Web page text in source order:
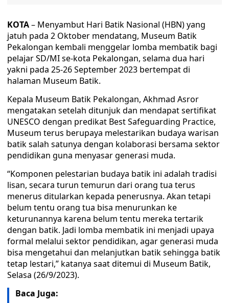
KOTA– Menyambut Hari Batik Nasional (HBN) yang
jatuh pada 2 Oktober mendatang, Museum Batik
Pekalongan kembali menggelar lomba membatik bagi
pelajar SD/MI se-kota Pekalongan, selama dua hari
yakni pada 25-26 September 2023 bertempat di
halaman Museum Batik.
Kepala Museum Batik Pekalongan, Akhmad Asror
mengatakan setelah ditunjuk dan mendapat sertifikat
UNESCO dengan predikat Best Safeguarding Practice,
Museum terus berupaya melestarikan budaya warisan
batik salah satunya dengan kolaborasi bersama sektor
pendidikan guna menyasar generasi muda.
“Komponen pelestarian budaya batik ini adalah tradisi
lisan, secara turun temurun dari orang tua terus
menerus ditularkan kepada penerusnya. Akan tetapi
belum tentu orang tua bisa menurunkan ke
keturunannya karena belum tentu mereka tertarik
dengan batik. Jadi lomba membatik ini menjadi upaya
formal melalui sektor pendidikan, agar generasi muda
bisa mengetahui dan melanjutkan batik sehingga batik
tetap lestari,” katanya saat ditemui di Museum Batik,
Selasa (26/9/2023).
Baca Juga: